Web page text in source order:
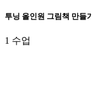
투닝 올인원 그림책 만들기
1 수업